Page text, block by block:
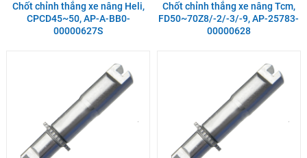
Chốt chỉnh thắng xe nâng Heli,
CPCD45~50, AP-A-BB0-
00000627S
Chốt chỉnh thắng xe nâng Tcm,
FD50~70Z8/-2/-3/-9, AP-25783-
00000628